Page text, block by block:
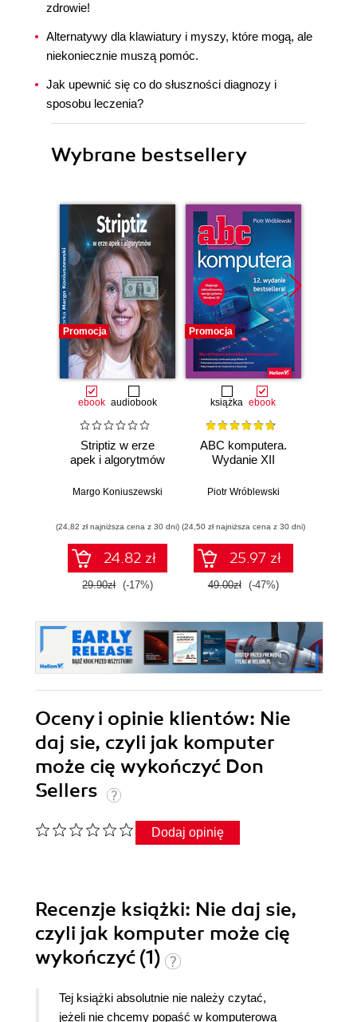
zdrowie!
Alternatywy dla klawiatury i myszy, które mogą, ale
niekoniecznie muszą pomóc.
Jak upewnić się co do słuszności diagnozy i
sposobu leczenia?
Wybrane bestsellery
Promocja
ebook audiobook
Striptiz w erze
apek i algorytmów
Margo Koniuszewski
(24,82 zł najniższa cena z 30 dni)
24.82 zł
29.90zł (-17%)
Promocja
książka ebook
ABC komputera.
Wydanie XII
Piotr Wróblewski
(24,50 zł najniższa cena z 30 dni)
25.97 zł
49.00zł (-47%)
Oceny i opinie klientów: Nie
daj sie, czyli jak komputer
może cię wykończyć Don
Sellers
Dodaj opinię
Recenzje książki: Nie daj sie,
czyli jak komputer może cię
wykończyć (1)
Tej książki absolutnie nie należy czytać,
jeżeli nie chcemy popaść w komputerową